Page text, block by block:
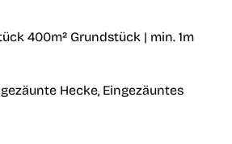
400m² Grundstück | min. 1m
Hecke, Eingezäuntes